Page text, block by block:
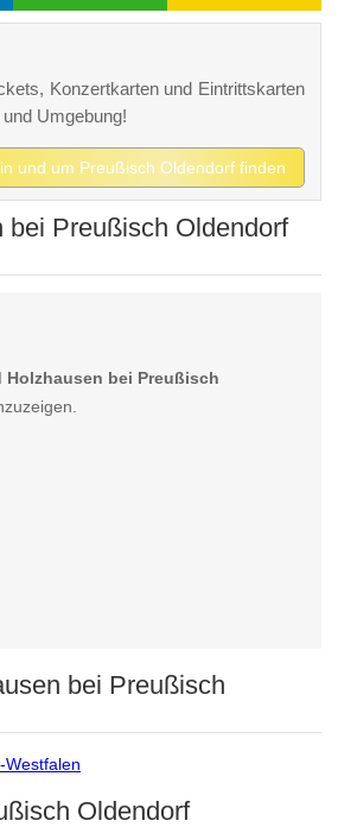
Konzertkarten und Eintrittskarten
Umgebung!
und um Preußisch Oldendorf finden
Preußisch Oldendorf
Holzhausen bei Preußisch
bei Preußisch
Oldendorf